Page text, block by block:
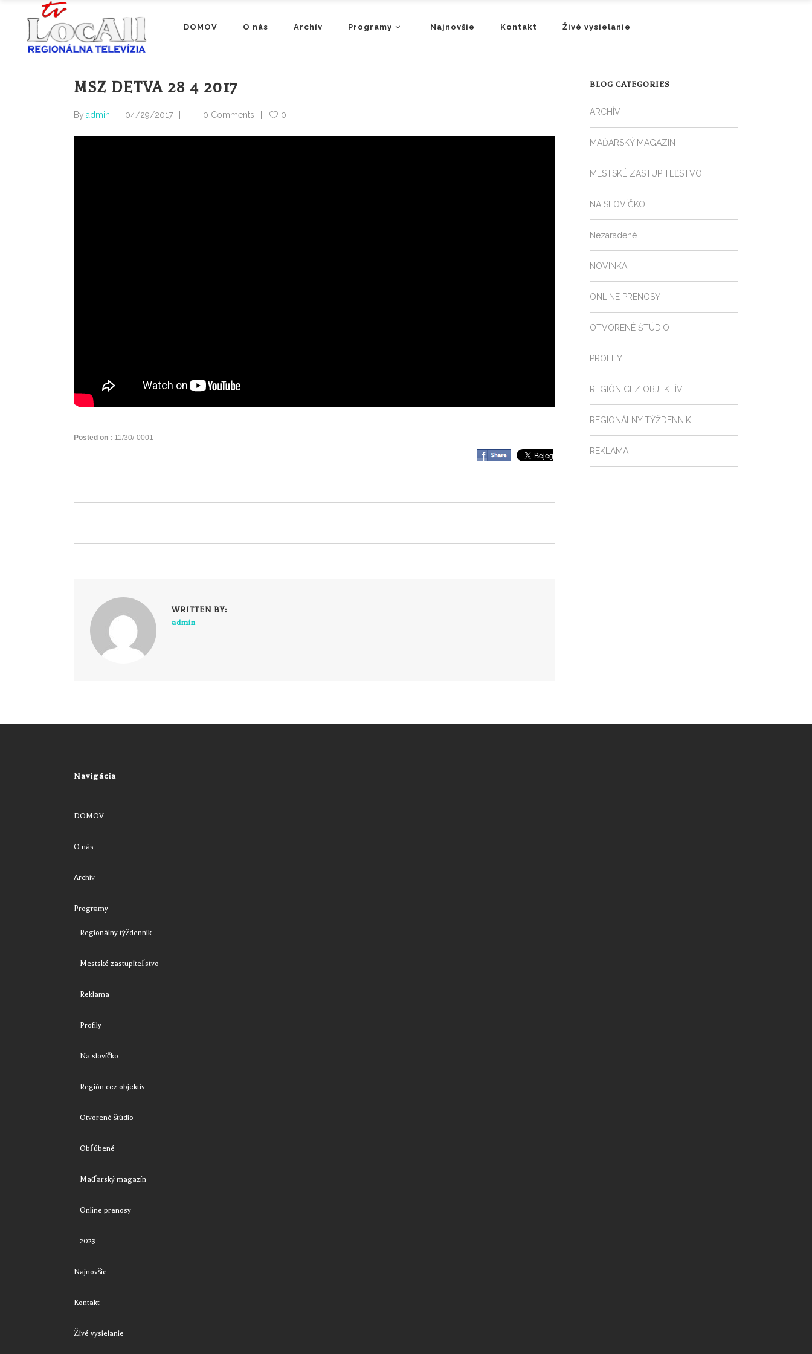
DOMOV O nás Archív Programy Najnovšie Kontakt Živé vysielanie
MSZ DETVA 28 4 2017
By admin 04/29/2017 0 Comments 0
Posted on : 11/30/-0001
WRITTEN BY:
admin
BLOG CATEGORIES
ARCHÍV
MAĎARSKÝ MAGAZIN
MESTSKÉ ZASTUPITEĽSTVO
NA SLOVÍČKO
Nezaradené
NOVINKA!
ONLINE PRENOSY
OTVORENÉ ŠTÚDIO
PROFILY
REGIÓN CEZ OBJEKTÍV
REGIONÁLNY TÝŽDENNÍK
REKLAMA
Navigácia
DOMOV
O nás
Archív
Programy
Regionálny týždenník
Mestské zastupiteľstvo
Reklama
Profily
Na slovíčko
Región cez objektív
Otvorené štúdio
Obľúbené
Maďarský magazín
Online prenosy
2023
Najnovšie
Kontakt
Živé vysielanie